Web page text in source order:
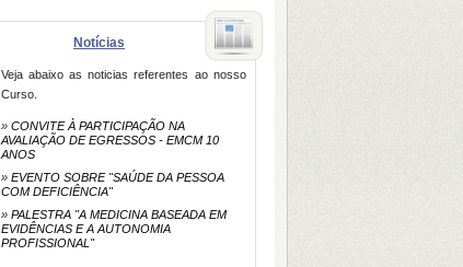
Notícias
Veja abaixo as noticias referentes ao nosso
Curso.
» CONVITE À PARTICIPAÇÃO NA
AVALIAÇÃO DE EGRESSOS - EMCM 10
ANOS
» EVENTO SOBRE "SAÚDE DA PESSOA
COM DEFICIÊNCIA"
» PALESTRA "A MEDICINA BASEADA EM
EVIDÊNCIAS E A AUTONOMIA
PROFISSIONAL"